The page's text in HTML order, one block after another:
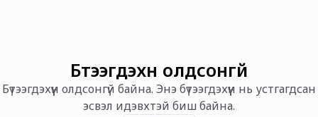
Бүтээгдэхүүн олдсонгүй
Бүтээгдэхүүн олдсонгүй байна. Энэ бүтээгдэхүүн нь устгагдсан
эсвэл идэвхтэй биш байна.